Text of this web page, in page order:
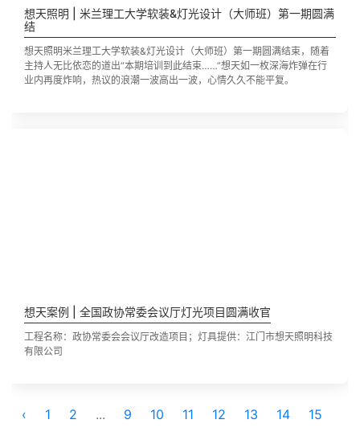
想天照明 | 米兰理工大学软装&灯光设计（大师班）第一期圆满
结
想天照明米兰理工大学软装&灯光设计（大师班）第一期圆满结束，随着
主持人无比依恋的道出“本期培训到此结束……”想天如一枚深海炸弹在行
业内再度炸响，热议的浪潮一波高出一波，心情久久不能平复。
想天案例 | 全国政协常委会议厅灯光项目圆满收官
工程名称：政协常委会会议厅改造项目；灯具提供：江门市想天照明科技
有限公司
‹ 1 2 ... 9 10 11 12 13 14 15